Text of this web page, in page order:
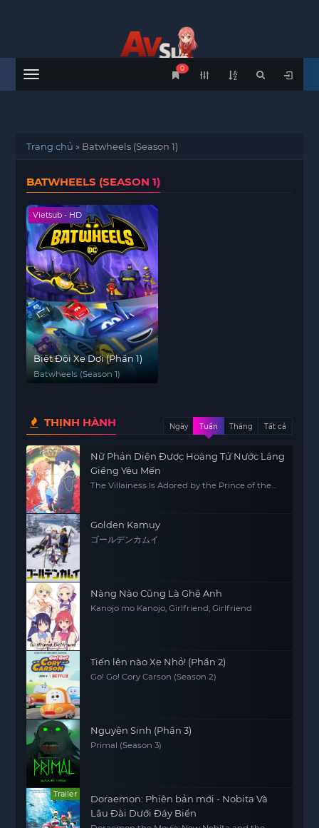
Menu
0
Trang chủ » Batwheels (Season 1)
BATWHEELS (SEASON 1)
Vietsub - HD
Biệt Đội Xe Dơi (Phần 1)
Batwheels (Season 1)
THỊNH HÀNH Ngày Tuần Tháng Tất cả
Nữ Phản Diện Được Hoàng Tử Nước Láng
Giềng Yêu Mến
The Villainess Is Adored by the Prince of the
Golden Kamuy
ゴールデンカムイ
Nàng Nào Cũng Là Ghệ Anh
Kanojo mo Kanojo, Girlfriend, Girlfriend
Tiến lên nào Xe Nhỏ! (Phần 2)
Go! Go! Cory Carson (Season 2)
Nguyên Sinh (Phần 3)
Primal (Season 3)
Trailer
Doraemon: Phiên bản mới - Nobita Và
Lâu Đài Dưới Đáy Biển